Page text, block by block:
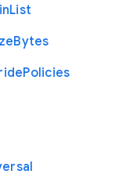
List
Bytes
Policies